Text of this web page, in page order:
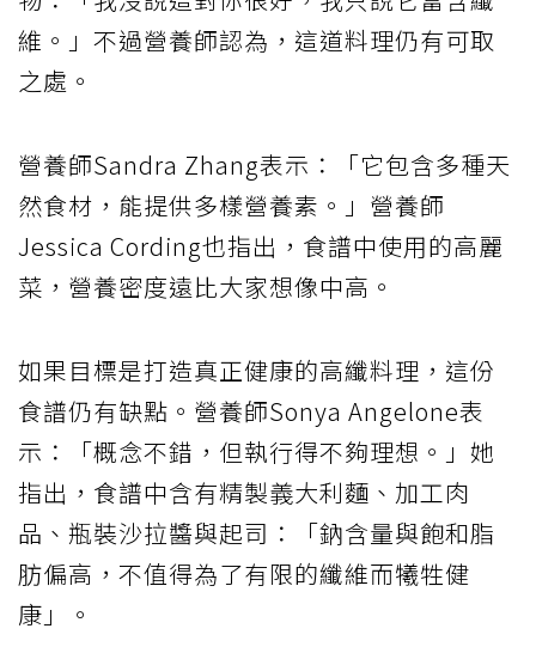
維。」不過營養師認為，這道料理仍有可取
之處。
營養師Sandra Zhang表示：「它包含多種天
然食材，能提供多樣營養素。」營養師
Jessica Cording也指出，食譜中使用的高麗
菜，營養密度遠比大家想像中高。
如果目標是打造真正健康的高纖料理，這份
食譜仍有缺點。營養師Sonya Angelone表
示：「概念不錯，但執行得不夠理想。」她
指出，食譜中含有精製義大利麵、加工肉
品、瓶裝沙拉醬與起司：「鈉含量與飽和脂
肪偏高，不值得為了有限的纖維而犧牲健
康」。